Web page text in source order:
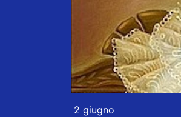
2 giugno